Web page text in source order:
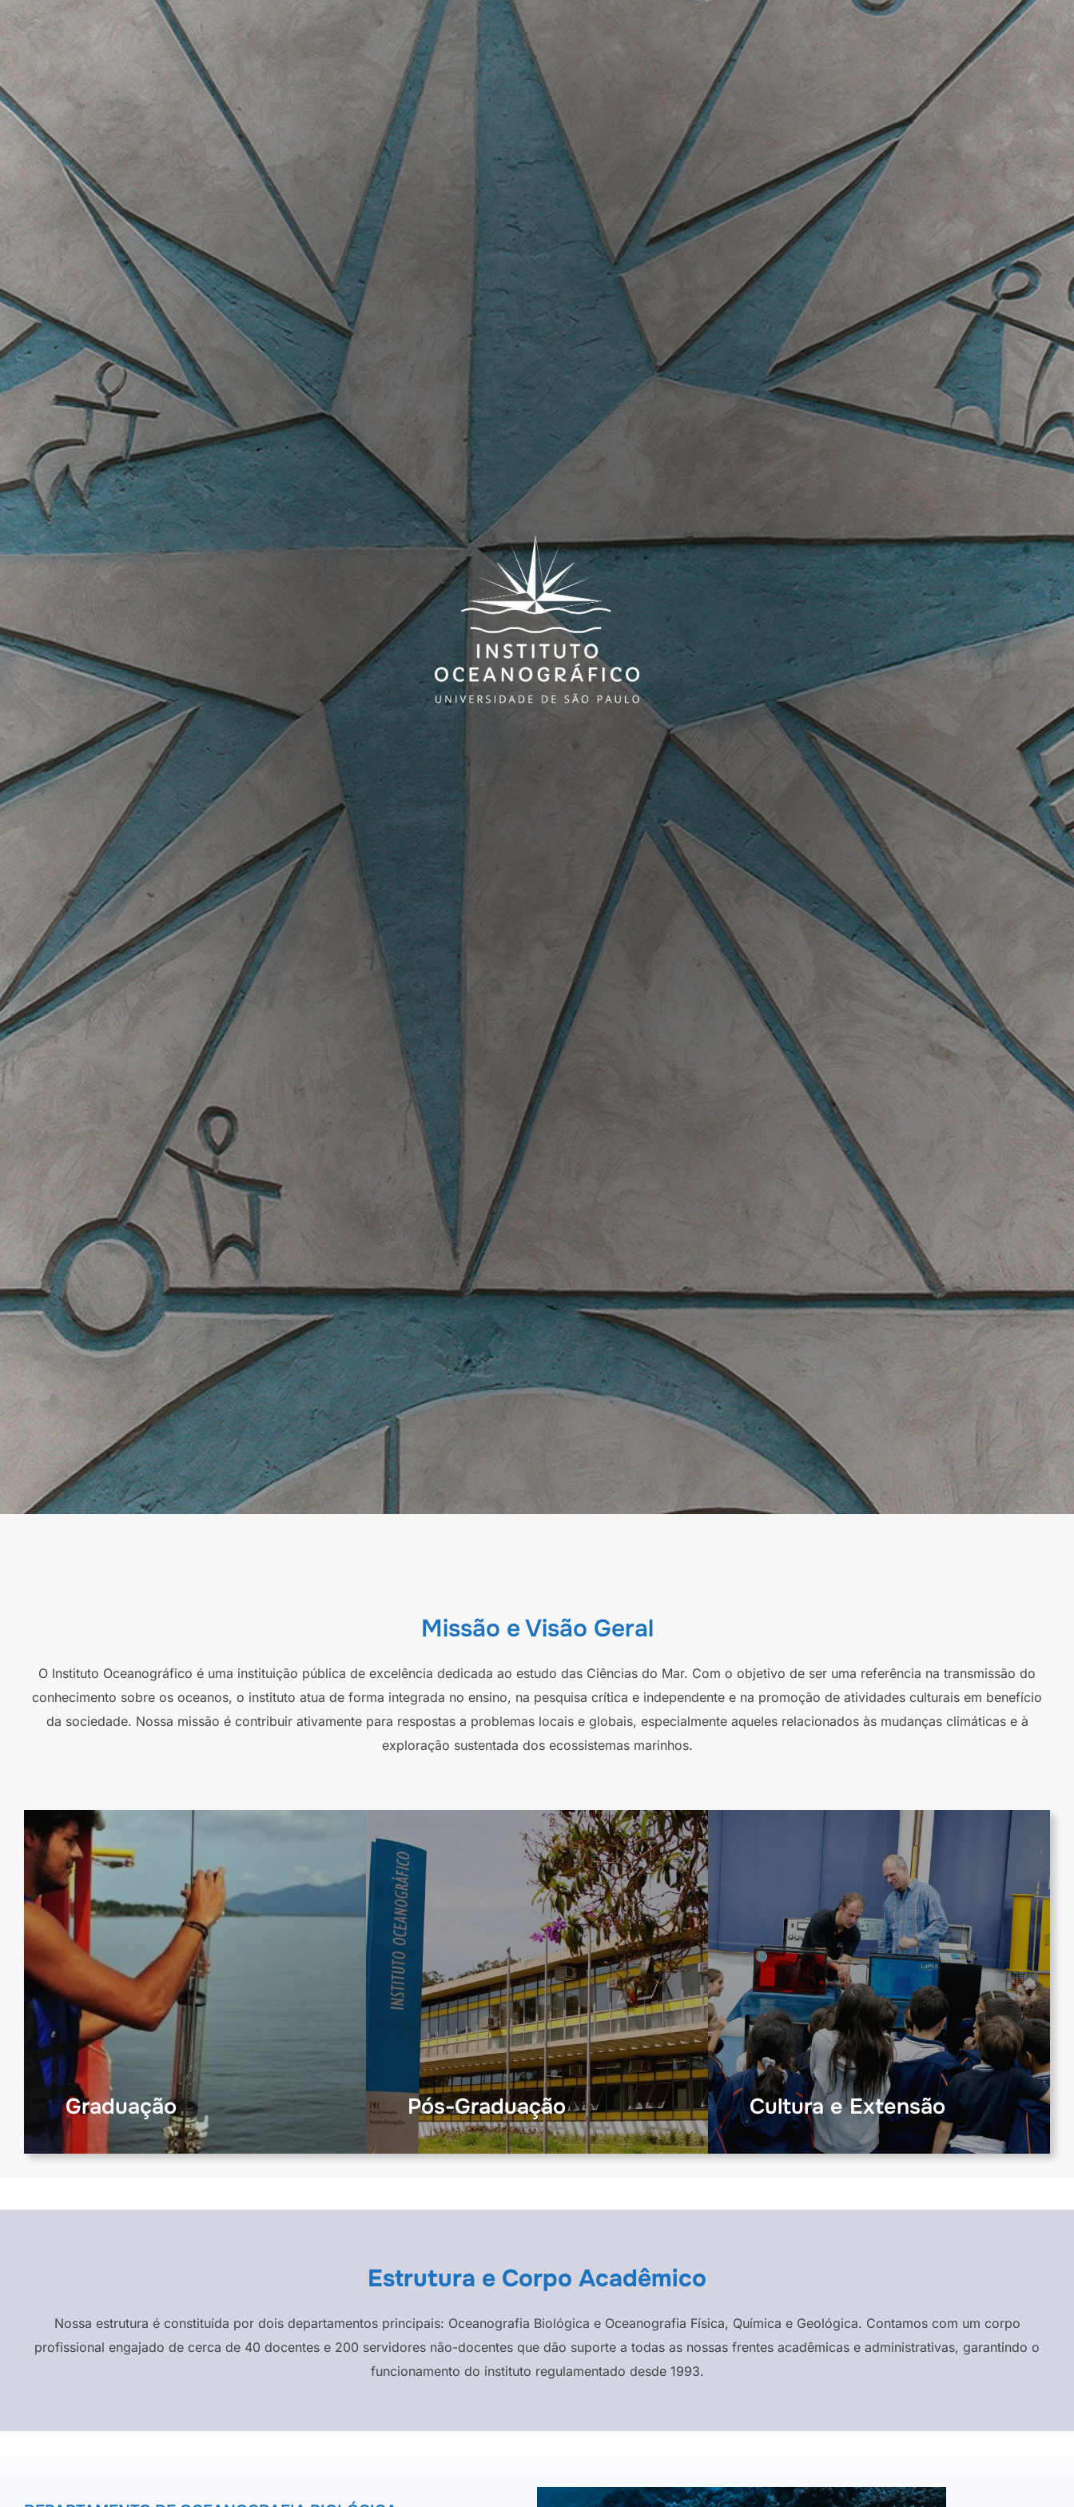
Missão e Visão Geral
O Instituto Oceanográfico é uma instituição pública de excelência dedicada ao estudo das Ciências do Mar. Com o objetivo de ser uma referência na transmissão do
conhecimento sobre os oceanos, o instituto atua de forma integrada no ensino, na pesquisa crítica e independente e na promoção de atividades culturais em benefício
da sociedade. Nossa missão é contribuir ativamente para respostas a problemas locais e globais, especialmente aqueles relacionados às mudanças climáticas e à
exploração sustentada dos ecossistemas marinhos.
Graduação Pós-Graduação Cultura e Extensão
Estrutura e Corpo Acadêmico
Nossa estrutura é constituída por dois departamentos principais: Oceanografia Biológica e Oceanografia Física, Química e Geológica. Contamos com um corpo
profissional engajado de cerca de 40 docentes e 200 servidores não-docentes que dão suporte a todas as nossas frentes acadêmicas e administrativas, garantindo o
funcionamento do instituto regulamentado desde 1993.